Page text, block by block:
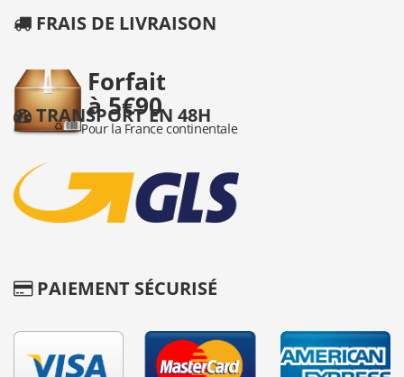
FRAIS DE LIVRAISON
TRANSPORT EN 48H
PAIEMENT SÉCURISÉ